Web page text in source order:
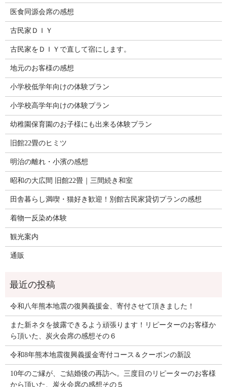
医食同源会席の感想
古民家ＤＩＹ
古民家をＤＩＹで直して宿にします。
地元のお客様の感想
小学校低学年向けの体験プラン
小学校高学年向けの体験プラン
幼稚園保育園のお子様にも出来る体験プラン
旧館22畳のヒミツ
明治の離れ・小濱の感想
昭和の大広間 旧館22畳｜三間続き和室
田舎暮らし満喫・猫好き歓迎！別館古民家貸切プランの感想
着物一反染め体験
観光案内
通販
令和八年熊本地震の復興義援金、寄付させて頂きました！
また新ネタを披露できるよう頑張ります！リピーターのお客様か
ら頂いた、炭火会席の感想その６
令和8年熊本地震復興義援金寄付コース＆クーポンの新設
10年のご縁が、ご結婚後の再訪へ。三度目のリピーターのお客様
から頂いた、炭火会席の感想その５